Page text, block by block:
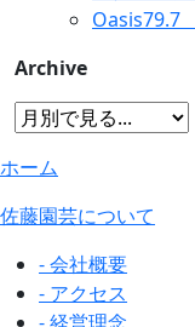
Oasis79.7
Archive
ホーム
佐藤園芸について
- 会社概要
- アクセス